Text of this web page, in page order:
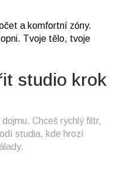
a komfortní zóny.
Tvoje tělo, tvoje
studio krok
Chceš rychlý filtr,
studia, kde hrozí